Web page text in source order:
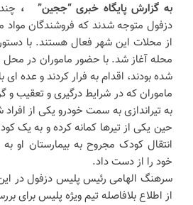
به گزارش پایگاه خبری “ججین” ،
دزفول متوجه شدند که فروشندگان مواد
از محلات این شهر فعال هستند. با
محله آغاز شد. با حضور ماموران در
شده بودند، اقدام به فرار کردند و عده ای
ماموران که در شرایط درگیری و تعقیب و
به تیراندازی به سمت خودرو یکی از
حین یکی از تیرها کمانه کرده و به یک
انتقال کودک مجروح به بیمارستان
خود را از دست داد.
سرهنگ الهامی رئیس پلیس دزفول در
از اطلاع بلافاصله تیم ویژه پلیس